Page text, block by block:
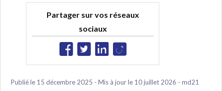
Partager sur vos réseaux
sociaux
Publié le 15 décembre 2025 - Mis à jour le 10 juillet 2026 - md21